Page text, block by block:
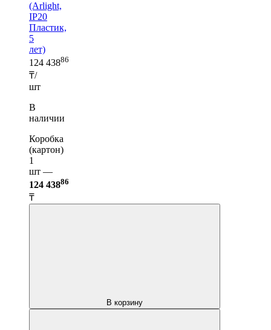
(Arlight,
IP20
Пластик,
5
лет)
124 43886
₸/
шт
В
наличии
Коробка
(картон)
1
шт —
124 43886
₸
В корзину